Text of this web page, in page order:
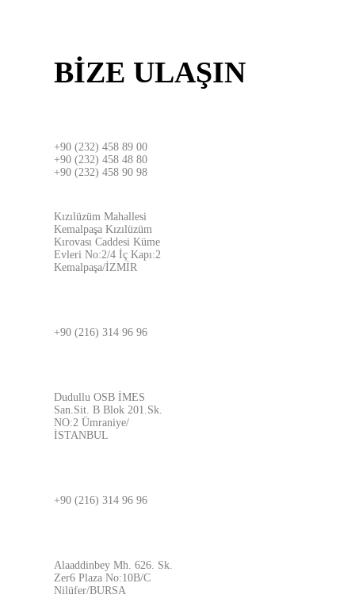
BİZE ULAŞIN
+90 (232) 458 89 00
+90 (232) 458 48 80
+90 (232) 458 90 98
Kızılüzüm Mahallesi
Kemalpaşa Kızılüzüm
Kırovası Caddesi Küme
Evleri No:2/4 İç Kapı:2
Kemalpaşa/İZMİR
+90 (216) 314 96 96
Dudullu OSB İMES
San.Sit. B Blok 201.Sk.
NO:2 Ümraniye/
İSTANBUL
+90 (216) 314 96 96
Alaaddinbey Mh. 626. Sk.
Zer6 Plaza No:10B/C
Nilüfer/BURSA